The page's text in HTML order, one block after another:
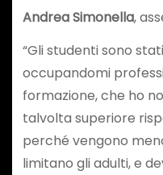
Andrea Simonella,
“Gli studenti sono
occupandomi
formazione, che ho
talvolta superiore
perché vengono
limitano gli adulti, e